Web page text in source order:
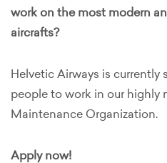
work on the most modern
aircrafts?
Helvetic Airways is
people to work in our highly
Maintenance Organization.
Apply now!